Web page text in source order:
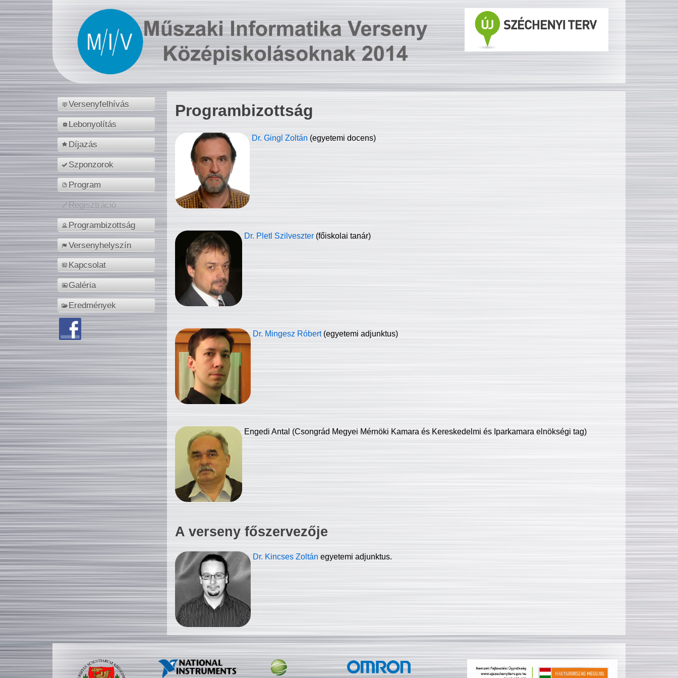
Versenyfelhívás
Lebonyolítás
Díjazás
Szponzorok
Program
Regisztráció
Programbizottság
Versenyhelyszín
Kapcsolat
Galéria
Eredmények
Programbizottság
Dr. Gingl Zoltán (egyetemi docens)
Dr. Pletl Szilveszter (főiskolai tanár)
Dr. Mingesz Róbert (egyetemi adjunktus)
Engedi Antal (Csongrád Megyei Mérnöki Kamara és Kereskedelmi és Iparkamara elnökségi tag)
A verseny főszervezője
Dr. Kincses Zoltán egyetemi adjunktus.